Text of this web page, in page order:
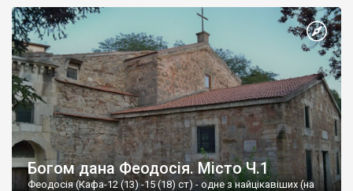
Богом дана Феодосія. Місто Ч.1
Феодосія (Кафа-12 (13) -15 (18) ст) - одне з найцікавіших (на